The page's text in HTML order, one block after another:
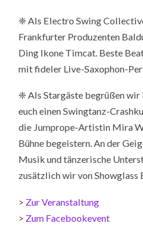
❈ Als Electro Swing
Frankfurter Produzenten
Ding Ikone Timcat. Beste
mit fideler Live-Saxophon-
❈ Als Stargäste begrüßen wir
euch einen Swingtanz-
die Jumprope-Artistin Mira
Bühne begeistern. An der
Musik und tänzerische
zusätzlich wir von Showglass
> Zur Veranstaltung
> Zum Facebookevent